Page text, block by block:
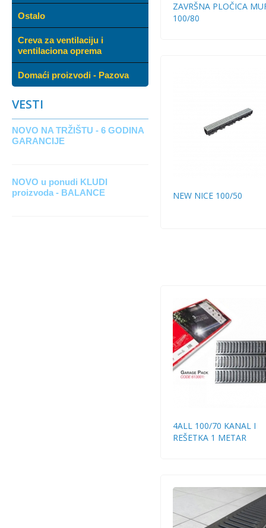
Ostalo
Creva za ventilaciju i
ventilaciona oprema
Domaći proizvodi - Pazova
VESTI
NOVO NA TRŽIŠTU - 6 GODINA
GARANCIJE
NOVO u ponudi KLUDI
proizvoda - BALANCE
ZAVRŠNA PLOČICA
100/80
NEW NICE 100/50
4ALL 100/70 KANAL I
REŠETKA 1 METAR